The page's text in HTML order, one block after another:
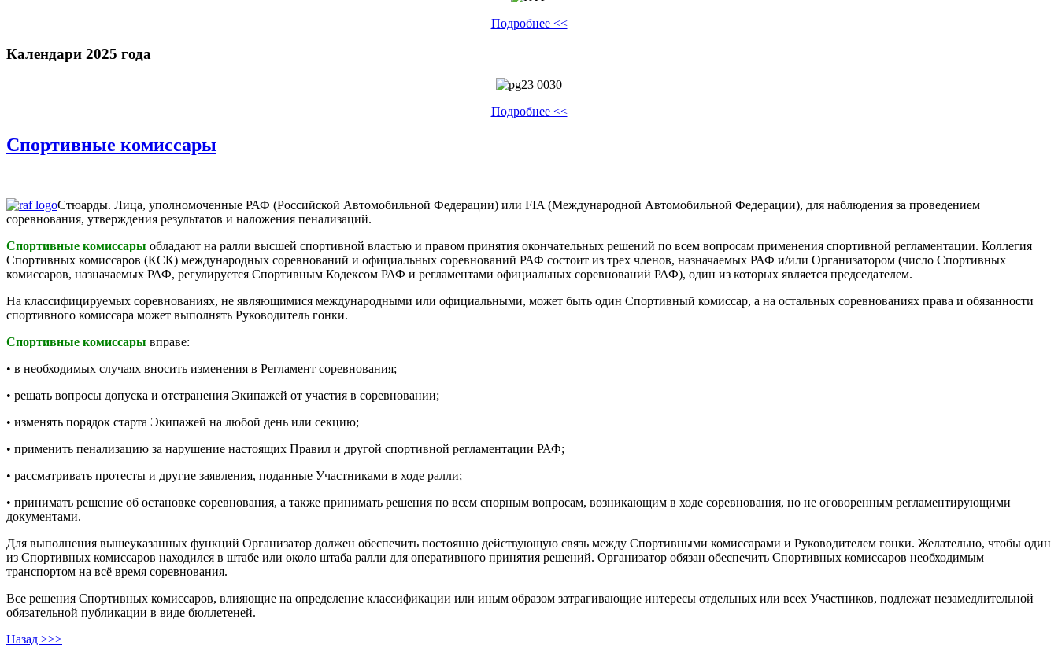
Подробнее <<
Календари 2025 года
Подробнее <<
Спортивные комиссары
Стюарды. Лица, уполномоченные РАФ (Российской Автомобильной Федерации) или FIA (Международной Автомобильной Федерации), для наблюдения за проведением
соревнования, утверждения результатов и наложения пенализаций.
Спортивные комиссары обладают на ралли высшей спортивной властью и правом принятия окончательных решений по всем вопросам применения спортивной регламентации. Коллегия
Спортивных комиссаров (КСК) международных соревнований и официальных соревнований РАФ состоит из трех членов, назначаемых РАФ и/или Организатором (число Спортивных
комиссаров, назначаемых РАФ, регулируется Спортивным Кодексом РАФ и регламентами официальных соревнований РАФ), один из которых является председателем.
На классифицируемых соревнованиях, не являющимися международными или официальными, может быть один Спортивный комиссар, а на остальных соревнованиях права и обязанности
спортивного комиссара может выполнять Руководитель гонки.
Спортивные комиссары вправе:
• в необходимых случаях вносить изменения в Регламент соревнования;
• решать вопросы допуска и отстранения Экипажей от участия в соревновании;
• изменять порядок старта Экипажей на любой день или секцию;
• применить пенализацию за нарушение настоящих Правил и другой спортивной регламентации РАФ;
• рассматривать протесты и другие заявления, поданные Участниками в ходе ралли;
• принимать решение об остановке соревнования, а также принимать решения по всем спорным вопросам, возникающим в ходе соревнования, но не оговоренным регламентирующими
документами.
Для выполнения вышеуказанных функций Организатор должен обеспечить постоянно действующую связь между Спортивными комиссарами и Руководителем гонки. Желательно, чтобы один
из Спортивных комиссаров находился в штабе или около штаба ралли для оперативного принятия решений. Организатор обязан обеспечить Спортивных комиссаров необходимым
транспортом на всё время соревнования.
Все решения Спортивных комиссаров, влияющие на определение классификации или иным образом затрагивающие интересы отдельных или всех Участников, подлежат незамедлительной
обязательной публикации в виде бюллетеней.
Назад >>>